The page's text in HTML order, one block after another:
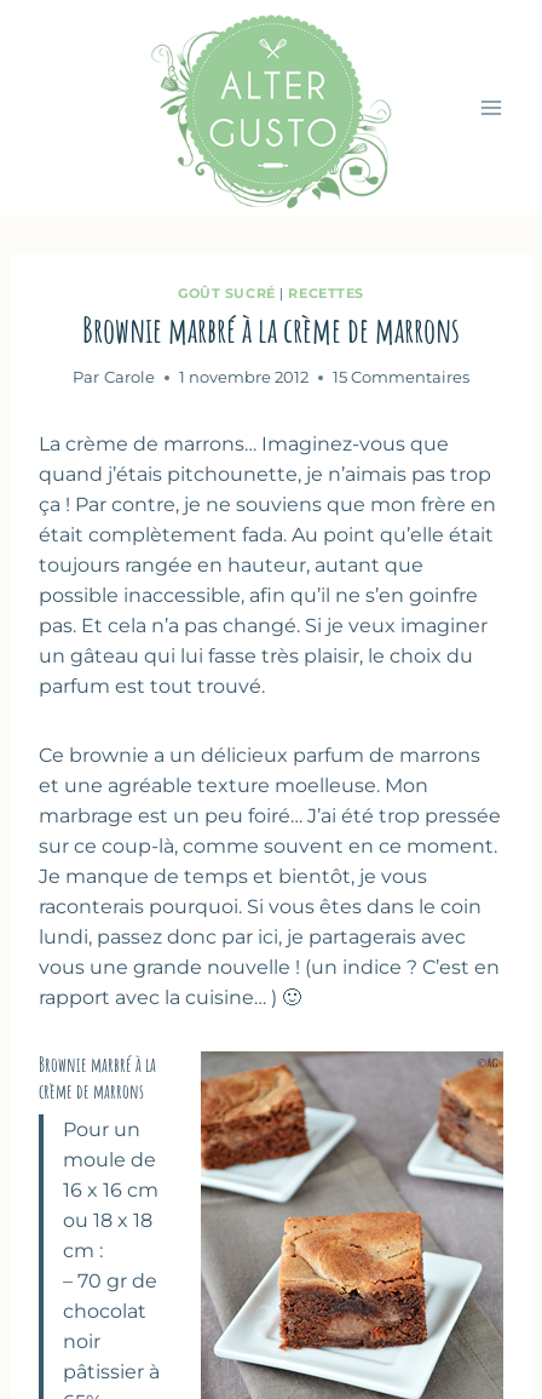
GOÛT SUCRÉ | RECETTES
Brownie marbré à la crème de marrons
Par Carole 1 novembre 2012 15 Commentaires
La crème de marrons… Imaginez-vous que
quand j’étais pitchounette, je n’aimais pas trop
ça ! Par contre, je ne souviens que mon frère en
était complètement fada. Au point qu’elle était
toujours rangée en hauteur, autant que
possible inaccessible, afin qu’il ne s’en goinfre
pas. Et cela n’a pas changé. Si je veux imaginer
un gâteau qui lui fasse très plaisir, le choix du
parfum est tout trouvé.
Ce brownie a un délicieux parfum de marrons
et une agréable texture moelleuse. Mon
marbrage est un peu foiré… J’ai été trop pressée
sur ce coup-là, comme souvent en ce moment.
Je manque de temps et bientôt, je vous
raconterais pourquoi. Si vous êtes dans le coin
lundi, passez donc par ici, je partagerais avec
vous une grande nouvelle ! (un indice ? C’est en
rapport avec la cuisine… ) 🙂
Brownie marbré à la
crème de marrons
Pour un
moule de
16 x 16 cm
ou 18 x 18
cm :
– 70 gr de
chocolat
noir
pâtissier à